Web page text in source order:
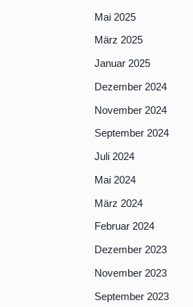
Mai 2025
März 2025
Januar 2025
Dezember 2024
November 2024
September 2024
Juli 2024
Mai 2024
März 2024
Februar 2024
Dezember 2023
November 2023
September 2023